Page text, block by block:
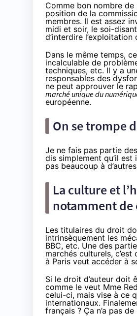
Comme bon nombre
position de la
membres. Il est assez
midi et soir, le soi-
d’interdire
Dans le même temps,
incalculable de
techniques, etc. Il y a
responsables des
ne peut approuver le
marché unique du
européenne.
On se trompe
Je ne fais pas partie
dis simplement qu’il est
pas beaucoup à
La culture et
notamment de
Les titulaires du droit
intrinsèquement les
BBC, etc. Une des
marchés culturels,
à Paris veut accéder à
Si le droit d’auteur doit
comme le veut Mme
celui-ci, mais vise à ce
internationaux.
français ? Ça n’a pas